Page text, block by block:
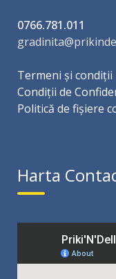
0766.781.011
Termeni și condiții
Condiții de
Politică de fișiere
Harta